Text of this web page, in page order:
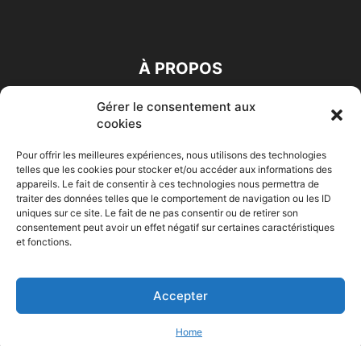
Gérer le consentement aux
cookies
Pour offrir les meilleures expériences, nous utilisons des technologies
telles que les cookies pour stocker et/ou accéder aux informations des
appareils. Le fait de consentir à ces technologies nous permettra de
traiter des données telles que le comportement de navigation ou les ID
uniques sur ce site. Le fait de ne pas consentir ou de retirer son
consentement peut avoir un effet négatif sur certaines caractéristiques
et fonctions.
Accepter
Home
À PROPOS
SUIVEZ NOUS
Accueil Economie Entreprises Entrepreneur Afrique
HIGH-TECH Auto-Moto
© Challenges.tn By AAKOM.DIGITAL